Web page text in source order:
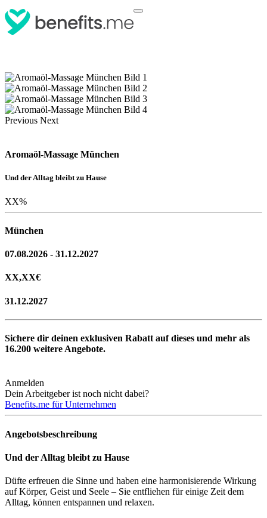
Previous Next
Aromaöl-Massage München
Und der Alltag bleibt zu Hause
XX%
München
07.08.2026 - 31.12.2027
XX,XX€
31.12.2027
Sichere dir deinen exklusiven Rabatt auf dieses und mehr als
16.200 weitere Angebote.
Anmelden
Dein Arbeitgeber ist noch nicht dabei?
Benefits.me für Unternehmen
Angebotsbeschreibung
Und der Alltag bleibt zu Hause
Düfte erfreuen die Sinne und haben eine harmonisierende Wirkung
auf Körper, Geist und Seele – Sie entfliehen für einige Zeit dem
Alltag, können entspannen und relaxen.